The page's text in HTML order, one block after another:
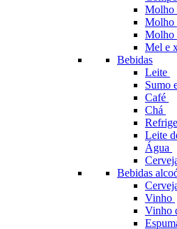
Molho
Molho
Molho
Mel e
Bebidas
Leite
Sumo
Café
Chá
Leite
Água
Bebidas
Vinho
Vinho